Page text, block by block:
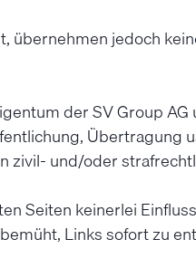
übernehmen jedoch
der SV Group
Übertragung
zivil- und/oder
Seiten keinerlei
Links sofort zu